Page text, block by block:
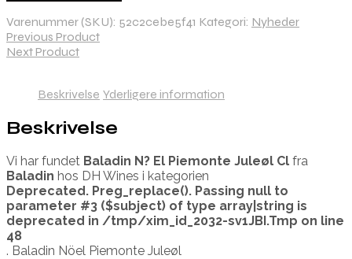
Varenummer (SKU): 52c2cebe5f41 Kategori: Nyheder
Previous Product
Next Product
Beskrivelse Yderligere information
Beskrivelse
Vi har fundet Baladin N? El Piemonte Juleøl Cl fra
Baladin hos DH Wines i kategorien
Deprecated. Preg_replace(). Passing null to
parameter #3 ($subject) of type array|string is
deprecated in /tmp/xim_id_2032-sv1JBI.Tmp on line
48
. Baladin Nöel Piemonte Juleøl